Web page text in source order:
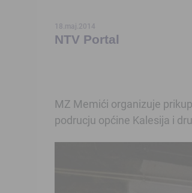
18.maj.2014
NTV Portal
MZ Memići organizuje
podrucju općine Kalesija i